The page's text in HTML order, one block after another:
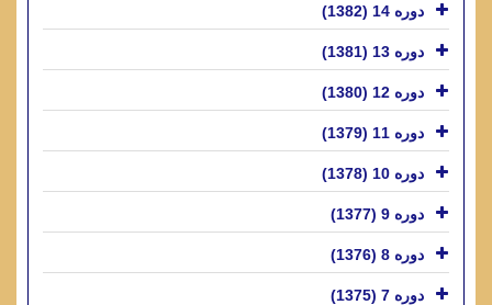
دوره 14 (1382)
دوره 13 (1381)
دوره 12 (1380)
دوره 11 (1379)
دوره 10 (1378)
دوره 9 (1377)
دوره 8 (1376)
دوره 7 (1375)